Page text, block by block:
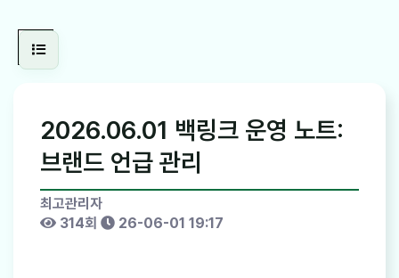
2026.06.01 백링크 운영 노트:
브랜드 언급 관리
최고관리자
314회
26-06-01 19:17